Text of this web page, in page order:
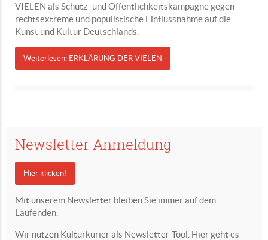
VIELEN als Schutz- und Öffentlichkeitskampagne gegen
rechtsextreme und populistische Einflussnahme auf die
Kunst und Kultur Deutschlands.
Weiterlesen: ERKLÄRUNG DER VIELEN
Newsletter Anmeldung
Hier klicken!
Mit unserem Newsletter bleiben Sie immer auf dem
Laufenden.
Wir nutzen Kulturkurier als Newsletter-Tool. Hier geht es